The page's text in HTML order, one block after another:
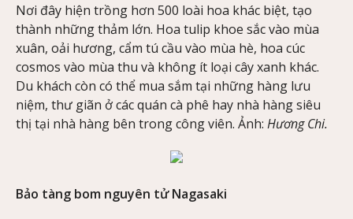
Nơi đây hiện trồng hơn 500 loài hoa khác biệt, tạo
thành những thảm lớn. Hoa tulip khoe sắc vào mùa
xuân, oải hương, cẩm tú cầu vào mùa hè, hoa cúc
cosmos vào mùa thu và không ít loại cây xanh khác.
Du khách còn có thể mua sắm tại những hàng lưu
niệm, thư giãn ở các quán cà phê hay nhà hàng siêu
thị tại nhà hàng bên trong công viên. Ảnh: Hương Chi.
Bảo tàng bom nguyên tử Nagasaki